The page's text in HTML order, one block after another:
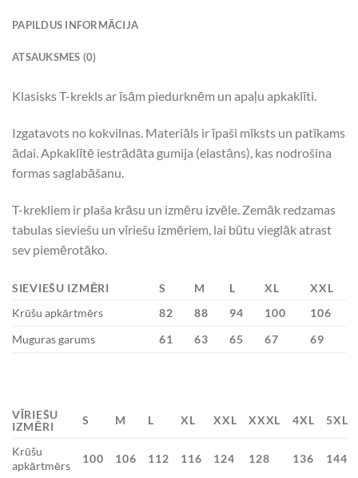
PAPILDUS INFORMĀCIJA
ATSAUKSMES (0)
Klasisks T-krekls ar īsām piedurknēm un apaļu apkaklīti.
Izgatavots no kokvilnas. Materiāls ir īpaši mīksts un patīkams
ādai. Apkaklītē iestrādāta gumija (elastāns), kas nodrošina
formas saglabāšanu.
T-krekliem ir plaša krāsu un izmēru izvēle. Zemāk redzamas
tabulas sieviešu un vīriešu izmēriem, lai būtu vieglāk atrast
sev piemērotāko.
SIEVIEŠU IZMĒRI S M L XL
XXL
Krūšu apkārtmērs
82 88 94 100
106
Muguras garums
61 63 65 67 69
VĪRIEŠU
IZMĒRI
S M L XL XXL XXXL 4XL 5XL
Krūšu
apkārtmērs
100 106 112 116 124 128 136 144